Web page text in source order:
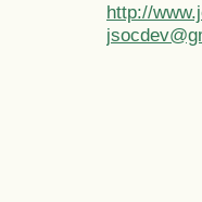
http://